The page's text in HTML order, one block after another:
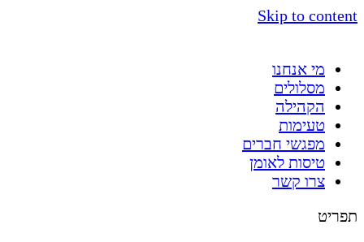
Skip to content
מי אנחנו
מסלולים
הקהילה
טעימות
מפגשי חברים
טיסות לאומן
צרו קשר
תפריט